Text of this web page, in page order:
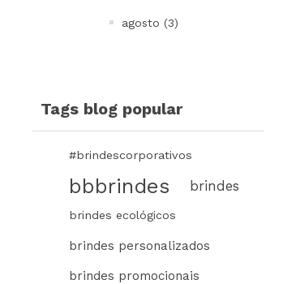
agosto (3)
Tags blog popular
#brindescorporativos
bbbrindes brindes
brindes ecológicos
brindes personalizados
brindes promocionais